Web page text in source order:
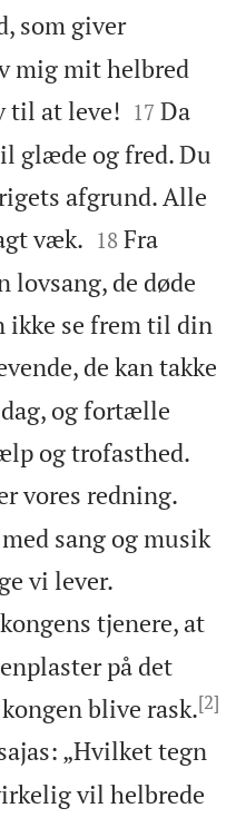
som giver
mig mit helbred
til at leve! 

17 Da
glæde og fred. Du
afgrund. Alle
væk. 

18 Fra
lovsang, de døde
ikke se frem til din
de kan takke
og fortælle
og trofasthed.
vores redning.
sang og musik
vi lever.
tjenere, at
på det
blive rask.[2]
„Hvilket tegn
vil helbrede